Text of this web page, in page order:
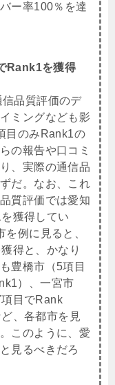
ー率100％を達
Rank1を獲得
品質評価のデ
ミングなども影
目のみRank1の
の報告や口コミ
、実際の通信品
だ。なお、これ
質評価では愛知
獲得してい
例に見ると、
得と、かなり
豊橋市（5項目
）、一宮市
項目でRank
、各都市を見
このように、愛
見るべきだろ